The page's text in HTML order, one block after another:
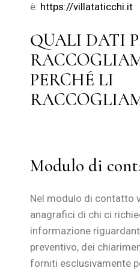
è: https://villataticchi.it
QUALI DATI
PERCHÉ LI
Modulo di
Nel modulo di contatto
anagrafici di chi ci
informazione
preventivo, dei
forniti esclusivamente